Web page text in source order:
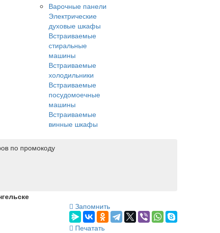
Варочные панели
Электрические
духовые шкафы
Встраиваемые
стиральные
машины
Встраиваемые
холодильники
Встраиваемые
посудомоечные
машины
Встраиваемые
винные шкафы
по промокоду
Запомнить
Печатать